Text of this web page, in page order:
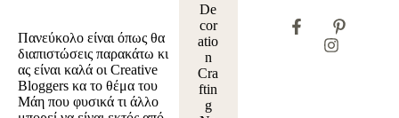
Πανεύκολο είναι όπως θα
διαπιστώσεις παρακάτω κι
ας είναι καλά οι Creative
Bloggers κα το θέμα του
Μάη που φυσικά τι άλλο
De
cor
atio
n
Cra
ftin
g